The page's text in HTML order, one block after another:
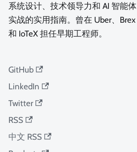
系统设计、技术领导力和 AI 智能体
实战的实用指南。曾在 Uber、Brex
和 IoTeX 担任早期工程师。
GitHub
LinkedIn
Twitter
RSS
中文 RSS